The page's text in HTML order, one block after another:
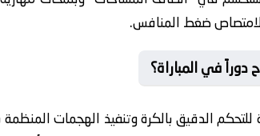
لامتصاص ضغط المنافس.
في المباراة؟
الدقيق بالكرة وتنفيذ الهجمات